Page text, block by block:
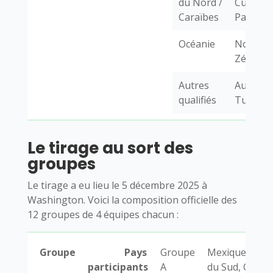
Caraïbes
Panama
Océanie
Zélande
Autres
qualifiés
Turquie
Le tirage au sort des
groupes
Le tirage a eu lieu le 5 décembre 2025 à
Washington. Voici la composition officielle des
12 groupes de 4 équipes chacun :
Groupe
Pays
participants
Groupe
A
Mexique,
du Sud,